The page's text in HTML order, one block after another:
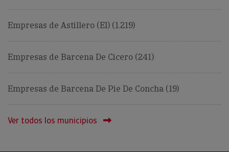
Empresas de Astillero (El) (1.219)
Empresas de Barcena De Cicero (241)
Empresas de Barcena De Pie De Concha (19)
Ver todos los municipios